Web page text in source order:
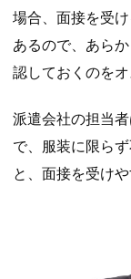
場合、面接を受
あるので、あら
認しておくのをオ
派遣会社の担当
で、服装に限ら
と、面接を受けや